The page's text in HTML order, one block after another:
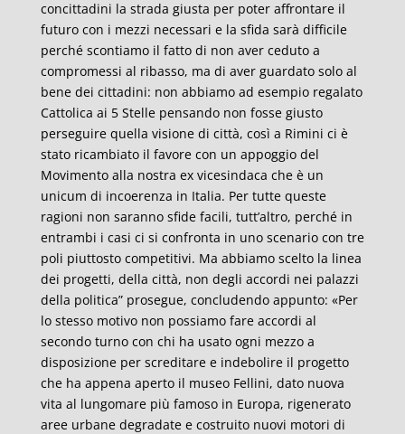
concittadini la strada giusta per poter affrontare il
futuro con i mezzi necessari e la sfida sarà difficile
perché scontiamo il fatto di non aver ceduto a
compromessi al ribasso, ma di aver guardato solo al
bene dei cittadini: non abbiamo ad esempio regalato
Cattolica ai 5 Stelle pensando non fosse giusto
perseguire quella visione di città, così a Rimini ci è
stato ricambiato il favore con un appoggio del
Movimento alla nostra ex vicesindaca che è un
unicum di incoerenza in Italia. Per tutte queste
ragioni non saranno sfide facili, tutt’altro, perché in
entrambi i casi ci si confronta in uno scenario con tre
poli piuttosto competitivi. Ma abbiamo scelto la linea
dei progetti, della città, non degli accordi nei palazzi
della politica” prosegue, concludendo appunto: «Per
lo stesso motivo non possiamo fare accordi al
secondo turno con chi ha usato ogni mezzo a
disposizione per screditare e indebolire il progetto
che ha appena aperto il museo Fellini, dato nuova
vita al lungomare più famoso in Europa, rigenerato
aree urbane degradate e costruito nuovi motori di